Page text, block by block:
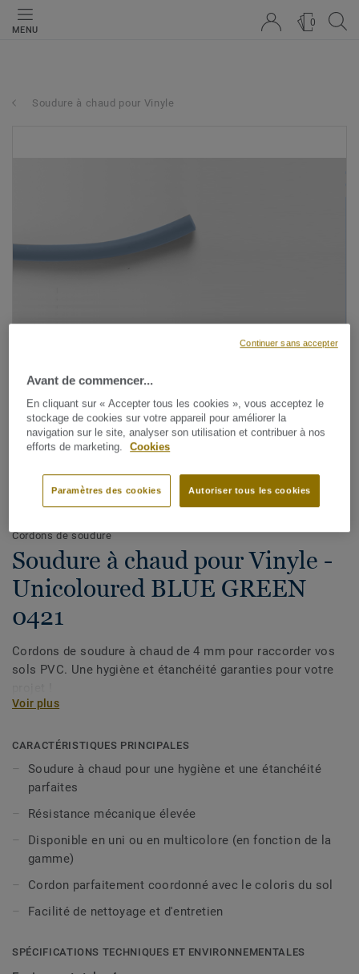
MENU
0
Soudure à chaud pour Vinyle
Voir tous les décors (1146)
Cordons de soudure
Soudure à chaud pour Vinyle -
Unicoloured BLUE GREEN
0421
Cordons de soudure à chaud de 4 mm pour raccorder vos
sols PVC. Une hygiène et étanchéité garanties pour votre
Voir plus
CARACTÉRISTIQUES PRINCIPALES
Soudure à chaud pour une hygiène et une étanchéité
parfaites
Résistance mécanique élevée
Disponible en uni ou en multicolore (en fonction de la
gamme)
Cordon parfaitement coordonné avec le coloris du sol
Facilité de nettoyage et d'entretien
SPÉCIFICATIONS TECHNIQUES ET ENVIRONNEMENTALES
Avant de commencer...
En cliquant sur « Accepter tous les cookies », vous acceptez le
stockage de cookies sur votre appareil pour améliorer la
navigation sur le site, analyser son utilisation et contribuer à nos
efforts de marketing.
Cookies
Autoriser tous les cookies
Paramètres des cookies
Continuer sans accepter